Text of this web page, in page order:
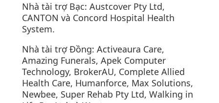
Nhà tài trợ Bạc: Austcover Pty Ltd,
CANTON và Concord Hospital Health
System.
Nhà tài trợ Đồng: Activeaura Care,
Amazing Funerals, Apek Computer
Technology, BrokerAU, Complete Allied
Health Care, Humanforce, Max Solutions,
Newbee, Super Rehab Pty Ltd, Walking in